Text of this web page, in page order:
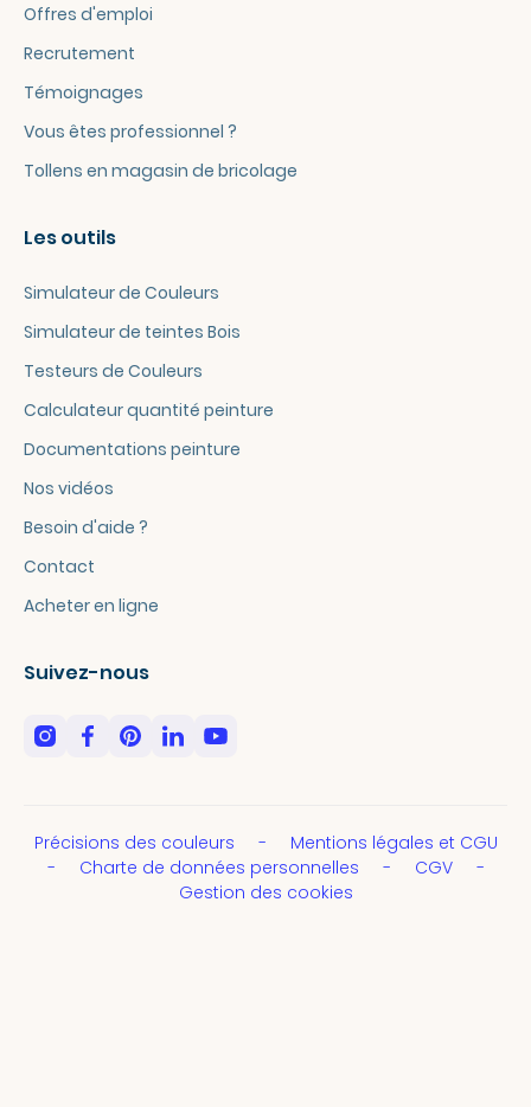
Offres d'emploi
Recrutement
Témoignages
Vous êtes professionnel ?
Tollens en magasin de bricolage
Les outils
Simulateur de Couleurs
Simulateur de teintes Bois
Testeurs de Couleurs
Calculateur quantité peinture
Documentations peinture
Nos vidéos
Besoin d'aide ?
Contact
Acheter en ligne
Suivez-nous
Précisions des couleurs
Mentions légales et CGU
Charte de données personnelles
CGV
Gestion des cookies